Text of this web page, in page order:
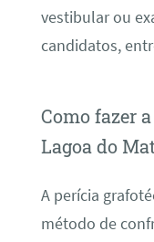
vestibular ou
candidatos,
Como fazer
Lagoa do
A perícia
método de